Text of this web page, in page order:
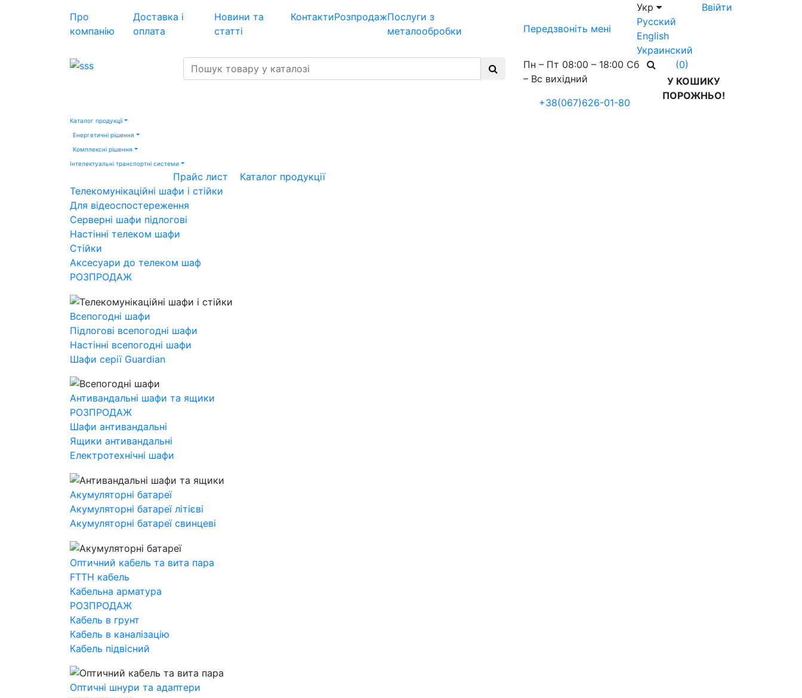
Про
компанію
Доставка і
оплата
Новини та
статті
КонтактиРозпродажПослуги з
металообробки
Передзвоніть мені
Укр
Русский
English
Украинский
Ввійти
Пн – Пт 08:00 – 18:00 Сб
– Вс вихідний
+38(067)626-01-80
(0)
У КОШИКУ
ПОРОЖНЬО!
Каталог продукції
Енергетичні рішення
Комплексні рішення
Інтелектуальні транспортні системи
Прайс лист
Каталог продукції
Телекомунікаційні шафи і стійки
Для відеоспостереження
Серверні шафи підлогові
Настінні телеком шафи
Стійки
Аксесуари до телеком шаф
РОЗПРОДАЖ
Всепогодні шафи
Підлогові всепогодні шафи
Настінні всепогодні шафи
Шафи серії Guardian
Антивандальні шафи та ящики
РОЗПРОДАЖ
Шафи антивандальні
Ящики антивандальні
Електротехнічні шафи
Акумуляторні батареї
Акумуляторні батареї літієві
Акумуляторні батареї свинцеві
Оптичний кабель та вита пара
FTTH кабель
Кабельна арматура
РОЗПРОДАЖ
Кабель в грунт
Кабель в каналізацію
Кабель підвісний
Оптичні шнури та адаптери